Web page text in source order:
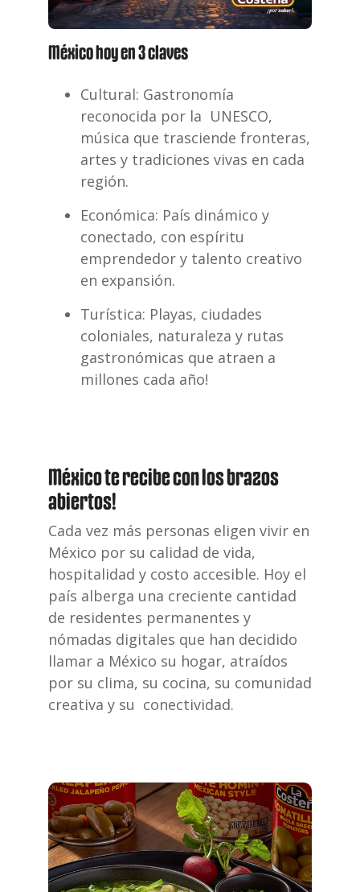
México hoy en 3 claves
Cultural: Gastronomía
reconocida por la UNESCO,
música que trasciende fronteras,
artes y tradiciones vivas en cada
región.
Económica: País dinámico y
conectado, con espíritu
emprendedor y talento creativo
en expansión.
Turística: Playas, ciudades
coloniales, naturaleza y rutas
gastronómicas que atraen a
millones cada año!
México te recibe con los brazos
abiertos!
Cada vez más personas eligen vivir en
México por su calidad de vida,
hospitalidad y costo accesible. Hoy el
país alberga una creciente cantidad
de residentes permanentes y
nómadas digitales que han decidido
llamar a México su hogar, atraídos
por su clima, su cocina, su comunidad
creativa y su conectividad.